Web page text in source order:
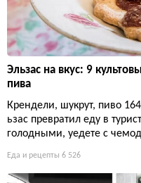
Эльзас на вкус: 9
пива
Крендели, шукрут, пиво
ьзас превратил еду в
голодными, уедете с
Еда и рецепты 6 526